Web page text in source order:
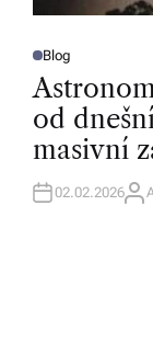
P
S
E
D
I
N
Blog
od
masivní
02.02.2026A